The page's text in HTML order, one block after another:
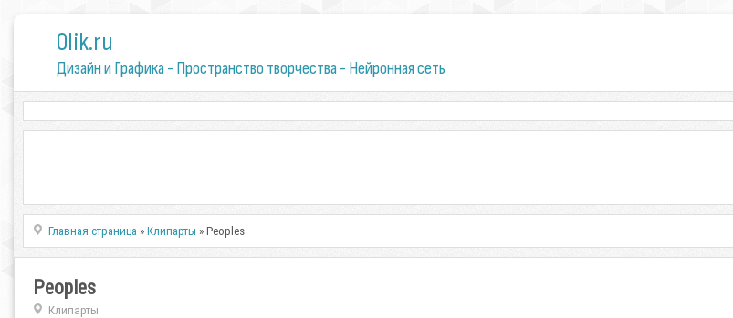
0lik.ru
Дизайн и Графика - Пространство творчества - Нейронная сеть
Главная страница »Клипарты » Peoples
Peoples
Клипарты